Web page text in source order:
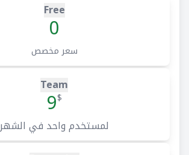
Free
0
سعر مخصص
Team
$
9
لمستخدم واحد في الشهر